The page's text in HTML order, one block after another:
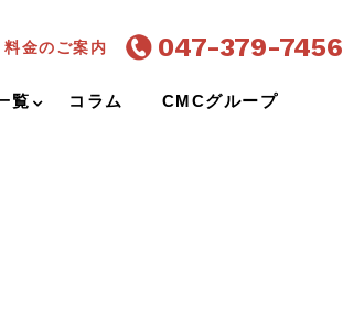
料金のご案内 047-379-7456
覧 コラム CMCグループ